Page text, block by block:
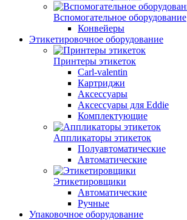
Вспомогательное оборудование
Конвейеры
Этикетировочное оборудование
Принтеры этикеток
Carl-valentin
Картриджи
Аксессуары
Аксессуары для Eddie
Комплектующие
Аппликаторы этикеток
Полуавтоматические
Автоматические
Этикетировщики
Автоматические
Ручные
Упаковочное оборудование